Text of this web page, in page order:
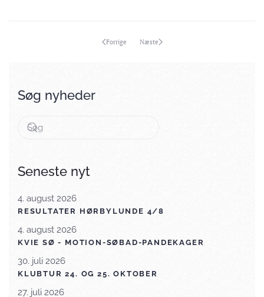
Forrige Næste
Søg nyheder
Seneste nyt
4. august 2026
RESULTATER HØRBYLUNDE 4/8
4. august 2026
KVIE SØ - MOTION-SØBAD-PANDEKAGER
30. juli 2026
KLUBTUR 24. OG 25. OKTOBER
27. juli 2026